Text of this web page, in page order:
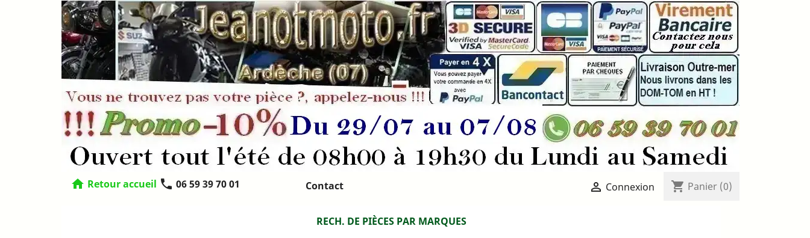
home Retour accueil phone 06 59 39 70 01 Contact  Connexion shopping_cart Panier (0)
RECH. DE PIÈCES PAR MARQUES